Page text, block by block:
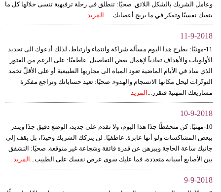
وعامل الشريك بالشكل اللائق. صحيًا: تنطلق في رحلة ترفيهية تنسى خلالها كل ما
يتعبك نفسيًا وتفكر في ما يريح أعصابك. ... المزيد
11-9-2018
11-مهنيًا: يطرح هذا اليوم مسألة شراكة وانتماء وارتباط، لذلك أدعوك الى تحديد
الأولويات والأهداف تفادياَ لإهمال بعض التفاصيل. عاطفيًا: على الرغم من الفتور
الذي ساد في الأيام الماضية تعود المياه الى مجاريها الطبيعية أو على الأقلّ تخمد
التوتّرات ليحل مكانها الانسجام والهدوء. صحيًا: تعيد حساباتك وتراجع مفكرة
مشاريعك المهنية فتقرر... المزيد
10-9-2018
10-مهنيًا: كن متحفظًا جدًا هذا اليوم، ولا تقدم على جديد، الوضع دقيق جدًا وينذر
ببعض المشاكسات ولو أنها عابرة. عاطفيًا: لن يتركك الشريك وحيدًا، بل يقف إلى
جانبك ساعة الحاجة ويبرهن عن قدرة فائقة وشجاعة غير متوقعة. صحيًا: التشقق
بين الأصابع أسبابه متعددة، فما عليك سوى عرض نفسك على الطبيب... المزيد
9-9-2018